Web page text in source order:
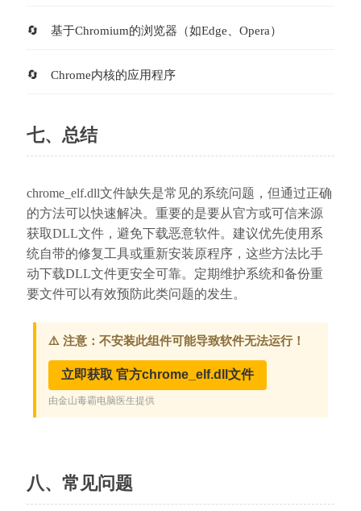
基于Chromium的浏览器（如Edge、Opera）
Chrome内核的应用程序
七、总结
chrome_elf.dll文件缺失是常见的系统问题，但通过正确
的方法可以快速解决。重要的是要从官方或可信来源
获取DLL文件，避免下载恶意软件。建议优先使用系
统自带的修复工具或重新安装原程序，这些方法比手
动下载DLL文件更安全可靠。定期维护系统和备份重
要文件可以有效预防此类问题的发生。
八、常见问题